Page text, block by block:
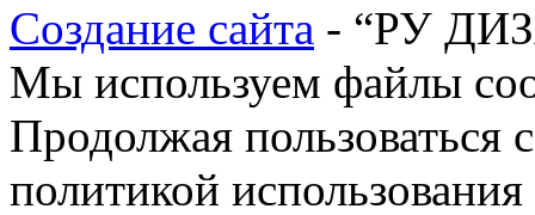
Создание сайта - “РУ
Мы используем файлы
Продолжая пользоваться
политикой